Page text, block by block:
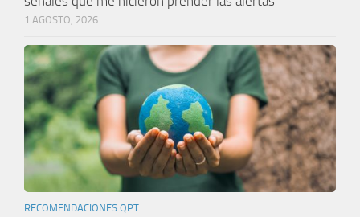
1 AGOSTO, 2026
RECOMENDACIONES QPT